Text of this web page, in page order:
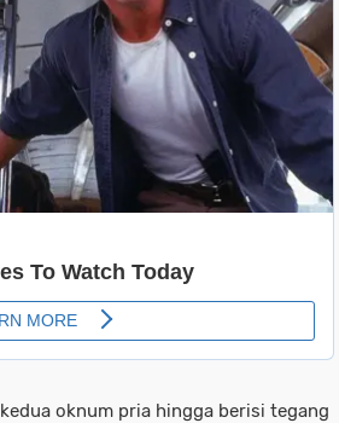
oknum pria hingga berisi tegang